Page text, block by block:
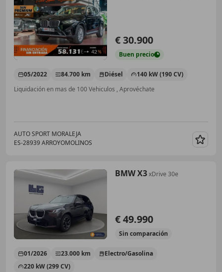
€ 30.900
Buen precio
05/2022 84.700 km Diésel
140 kW (190 CV)
Liquidación en mas de 100 Vehiculos , Aprovéchate
AUTO SPORT MORALEJA
ES-28939 ARROYOMOLINOS
BMW X3xDrive 30e
€ 49.990
Sin comparación
01/2026 23.000 km
Electro/Gasolina
220 kW (299 CV)